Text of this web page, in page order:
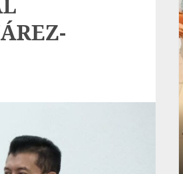
historia de Fortín, con exposición
Minerva Salas.
JULIO 31, 2026